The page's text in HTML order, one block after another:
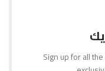
Sign up for all